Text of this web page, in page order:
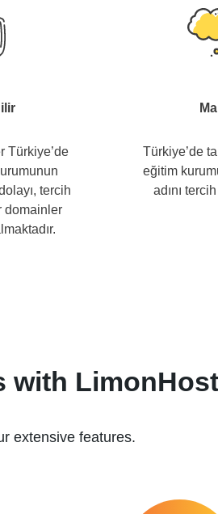
Türkiye’de
tercih
domainler
Türkiye’de
eğitim
adını
with
extensive features.